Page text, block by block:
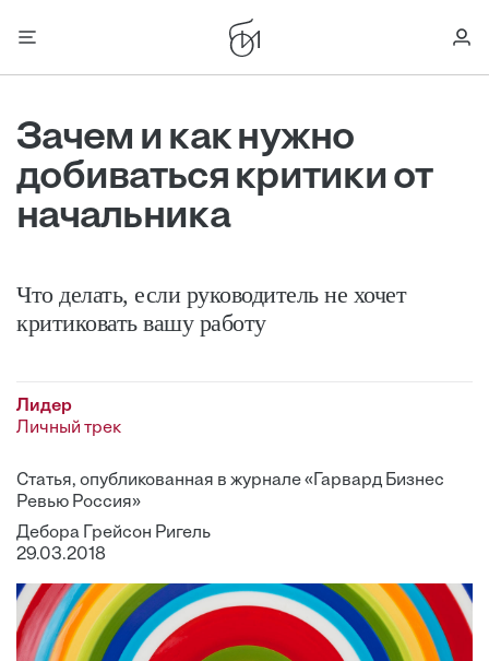
Зачем и как нужно
добиваться критики от
начальника
Что делать, если руководитель не хочет
критиковать вашу работу
Лидер
Личный трек
Статья, опубликованная в журнале «Гарвард Бизнес
Ревью Россия»
Дебора Грейсон Ригель
29.03.2018